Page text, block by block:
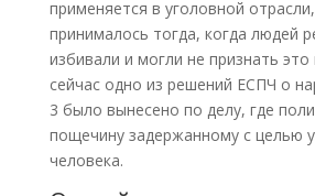
применяется в уголовной
принималось тогда, когда людей
избивали и могли не признать
сейчас одно из решений ЕСПЧ о
3 было вынесено по делу, где
пощечину задержанному с целью
человека.